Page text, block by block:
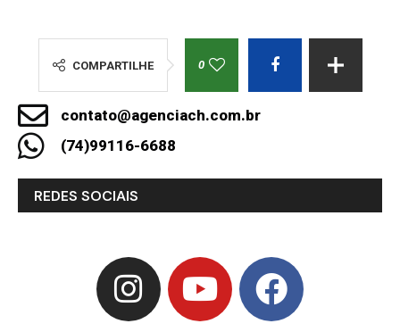
COMPARTILHE 0
contato@agenciach.com.br
(74)99116-6688
REDES SOCIAIS